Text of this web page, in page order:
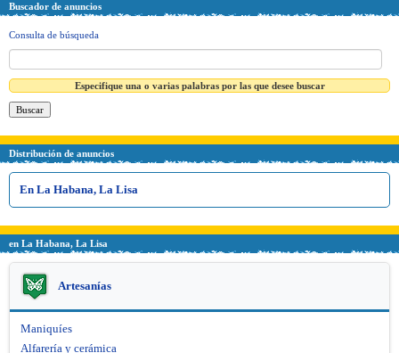
Buscador de anuncios
Consulta de búsqueda
Especifique una o varias palabras por las que desee buscar
Distribución de anuncios
En La Habana, La Lisa
en La Habana, La Lisa
Artesanías
Maniquíes
Alfarería y cerámica